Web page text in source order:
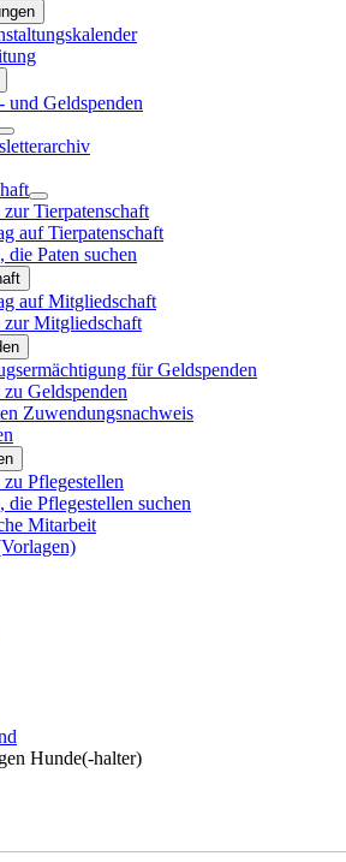
und Geldspenden
Tierpatenschaft
auf Tierpatenschaft
die Paten suchen
auf Mitgliedschaft
zur Mitgliedschaft
für Geldspenden
Geldspenden
Zuwendungsnachweis
Pflegestellen
die Pflegestellen suchen
Mitarbeit
Hunde(-halter)